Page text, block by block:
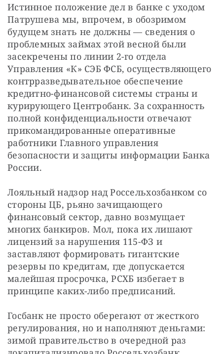
Истинное положение дел в банке с уходом
Патрушева мы, впрочем, в обозримом
будущем знать не должны — сведения о
проблемных займах этой весной были
засекречены по линии 2-го отдела
Управления «К» СЭБ ФСБ, осуществляющего
контрразведывательное обеспечение
кредитно-финансовой системы страны и
курирующего Центробанк. За сохранность
полной конфиденциальности отвечают
прикомандированные оперативные
работники Главного управления
безопасности и защиты информации Банка
России.
Лояльный надзор над Россельхозбанком со
стороны ЦБ, рьяно зачищающего
финансовый сектор, давно возмущает
многих банкиров. Мол, пока их лишают
лицензий за нарушения 115-ФЗ и
заставляют формировать гигантские
резервы по кредитам, где допускается
малейшая просрочка, РСХБ избегает в
принципе каких-либо предписаний.
Госбанк не просто оберегают от жесткого
регулирования, но и наполняют деньгами:
зимой правительство в очередной раз